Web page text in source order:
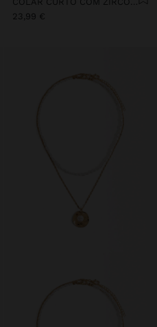
23,99 €